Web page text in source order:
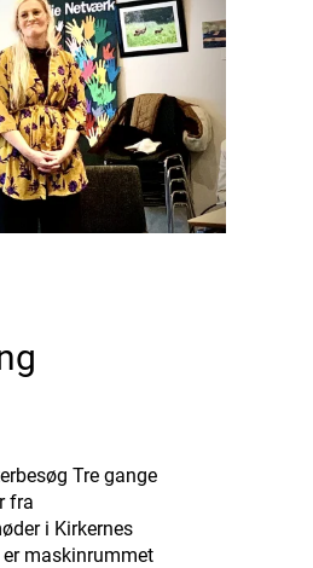
Tre gange
fra
i Kirkernes
maskinrummet